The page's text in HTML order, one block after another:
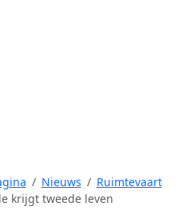
Nieuws
Ruimtevaart
krijgt tweede leven